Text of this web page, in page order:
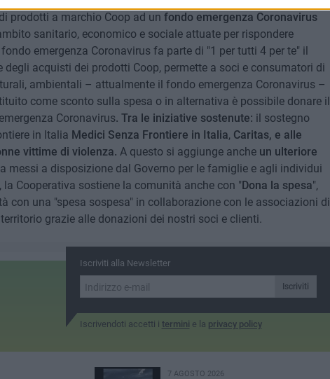
prodotti a marchio Coop ad un fondo emergenza Coronavirus
sanitario, economico e sociale attuate per rispondere
emergenza Coronavirus fa parte di "1 per tutti 4 per te" il
degli acquisti dei prodotti Coop, permette a soci e consumatori di
ambientali – attualmente il fondo emergenza Coronavirus –
come sconto sulla spesa o in alternativa è possibile donare il
Coronavirus. Tra le iniziative sostenute: il sostegno
in Italia Medici Senza Frontiere in Italia, Caritas, e alle
vittime di violenza. A questo si aggiunge anche un ulteriore
messi a disposizione dal Governo per le famiglie e agli individui
Cooperativa sostiene la comunità anche con "Dona la spesa",
con una "spesa sospesa" in collaborazione con le associazioni di
grazie alle donazioni dei nostri soci e clienti.
Iscriviti alla Newsletter
Iscriviti
Iscrivendoti accetti i termini e la privacy policy
7 AGOSTO 2026